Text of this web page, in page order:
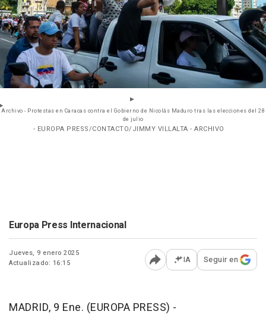
Archivo - Protestas en Caracas contra el Gobierno de Nicolás Maduro tras las elecciones del 28
de julio
- EUROPA PRESS/CONTACTO/JIMMY VILLALTA - ARCHIVO
Europa Press Internacional
Jueves, 9 enero 2025
Actualizado: 16:15
Abrir opciones para
IA Seguir en
MADRID, 9 Ene. (EUROPA PRESS) -